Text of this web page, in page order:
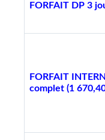
FORFAIT DP 3
FORFAIT
complet (1